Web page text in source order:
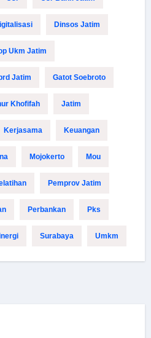
Dinsos Jatim
Ukm Jatim
Jatim Gatot Soebroto
Khofifah Jatim
Kerjasama Keuangan
Mojokerto Mou
Pemprov Jatim
Perbankan Pks
Surabaya Umkm